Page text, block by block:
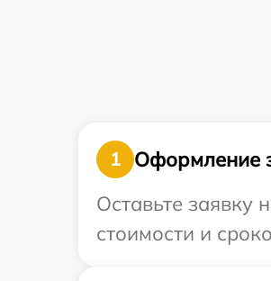
1
Оформление
Оставьте заявку
стоимости и